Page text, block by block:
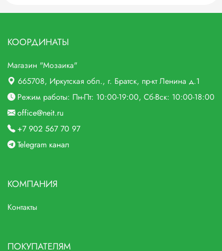
КООРДИНАТЫ
Магазин "Мозаика"
665708, Иркутская обл., г. Братск, пр-кт Ленина д.1
Режим работы: Пн-Пт: 10:00-19:00, Сб-Вск: 10:00-18:00
office@neit.ru
+7 902 567 70 97
Telegram канал
КОМПАНИЯ
Контакты
ПОКУПАТЕЛЯМ